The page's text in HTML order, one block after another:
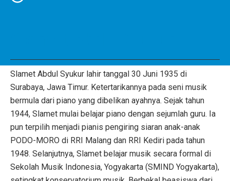
Slamet Abdul Syukur lahir tanggal 30 Juni 1935 di
Surabaya, Jawa Timur. Ketertarikannya pada seni musik
bermula dari piano yang dibelikan ayahnya. Sejak tahun
1944, Slamet mulai belajar piano dengan sejumlah guru. Ia
pun terpilih menjadi pianis pengiring siaran anak-anak
PODO-MORO di RRI Malang dan RRI Kediri pada tahun
1948. Selanjutnya, Slamet belajar musik secara formal di
Sekolah Musik Indonesia, Yogyakarta (SMIND Yogyakarta),